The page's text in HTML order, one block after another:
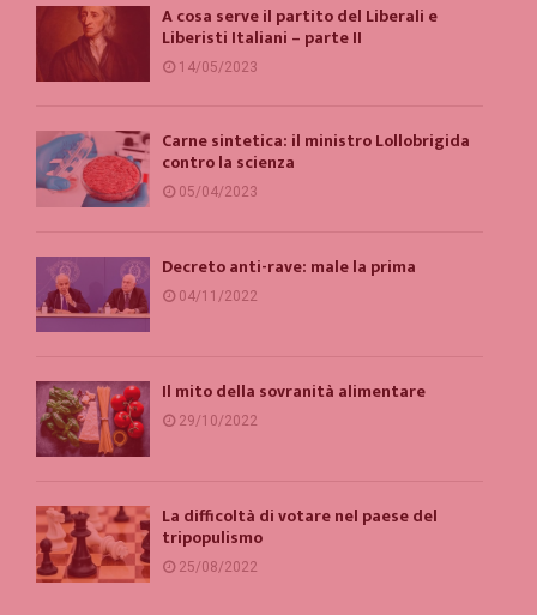
A cosa serve il partito del Liberali e
Liberisti Italiani – parte II
14/05/2023
Carne sintetica: il ministro Lollobrigida
contro la scienza
05/04/2023
Decreto anti-rave: male la prima
04/11/2022
Il mito della sovranità alimentare
29/10/2022
La difficoltà di votare nel paese del
tripopulismo
25/08/2022